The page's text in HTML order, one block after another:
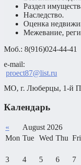
Раздел
Наследство.
Оценка
Межевание,
Моб.: 8(916)024-44-41
e-mail:
proect87@list.ru
МО, г. Люберцы, 1-й
Календарь
« August 2026
Mon Tue Wed Thu Fri
3
4 5 6 7